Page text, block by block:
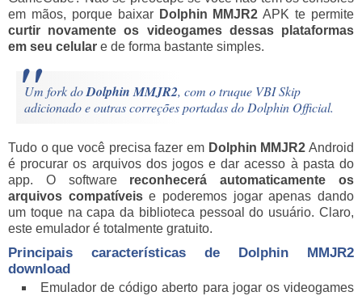
em mãos, porque baixar Dolphin MMJR2 APK te permite
curtir novamente os videogames dessas plataformas
em seu celular e de forma bastante simples.
Um fork doDolphin MMJR2, com o truque VBI Skip
adicionado e outras correções portadas do Dolphin Official.
Tudo o que você precisa fazer em Dolphin MMJR2 Android
é procurar os arquivos dos jogos e dar acesso à pasta do
app. O software reconhecerá automaticamente os
arquivos compatíveise poderemos jogar apenas dando
um toque na capa da biblioteca pessoal do usuário. Claro,
este emulador é totalmente gratuito.
Principais características de
Dolphin MMJR2
download
Emulador de código aberto para jogar os videogames